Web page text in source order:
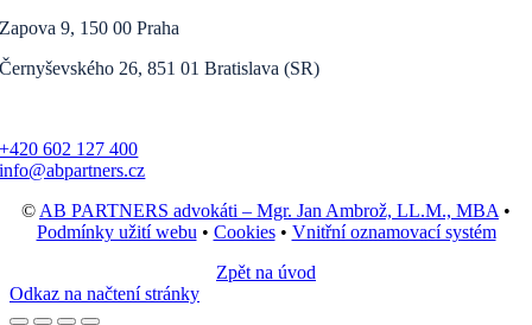
Zapova 9, 150 00 Praha
Černyševského 26, 851 01 Bratislava (SR)
+420 602 127 400
info@abpartners.cz
© AB PARTNERS advokáti – Mgr. Jan Ambrož, LL.M., MBA •
Podmínky užití webu • Cookies• Vnitřní oznamovací systém
Zpět na úvod
Odkaz na načtení stránky